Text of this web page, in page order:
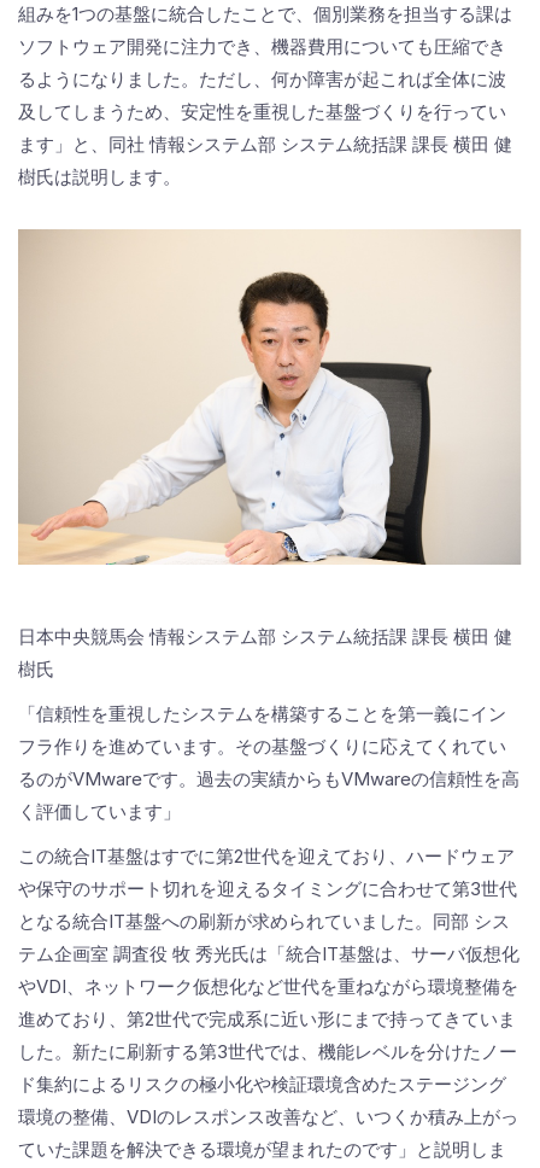
組みを1つの基盤に統合したことで、個別業務を担当する課は
ソフトウェア開発に注力でき、機器費用についても圧縮でき
るようになりました。ただし、何か障害が起これば全体に波
及してしまうため、安定性を重視した基盤づくりを行ってい
ます」と、同社 情報システム部 システム統括課 課長 横田 健
樹氏は説明します。
日本中央競馬会 情報システム部 システム統括課 課長 横田 健
樹氏
「信頼性を重視したシステムを構築することを第一義にイン
フラ作りを進めています。その基盤づくりに応えてくれてい
るのがVMwareです。過去の実績からもVMwareの信頼性を高
く評価しています」
この統合IT基盤はすでに第2世代を迎えており、ハードウェア
や保守のサポート切れを迎えるタイミングに合わせて第3世代
となる統合IT基盤への刷新が求められていました。同部 シス
テム企画室 調査役 牧 秀光氏は「統合IT基盤は、サーバ仮想化
やVDI、ネットワーク仮想化など世代を重ねながら環境整備を
進めており、第2世代で完成系に近い形にまで持ってきていま
した。新たに刷新する第3世代では、機能レベルを分けたノー
ド集約によるリスクの極小化や検証環境含めたステージング
環境の整備、VDIのレスポンス改善など、いつくか積み上がっ
ていた課題を解決できる環境が望まれたのです」と説明しま